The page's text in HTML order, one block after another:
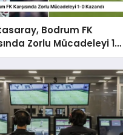
Bodrum FK
Zorlu Mücadeleyi 1-